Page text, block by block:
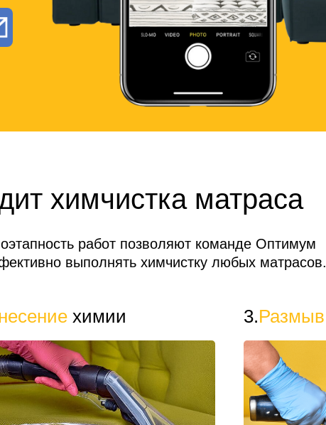
химчистка матраса
работ позволяют команде Оптимум
выполнять химчистку любых матрасов.
химии 3.Размыв